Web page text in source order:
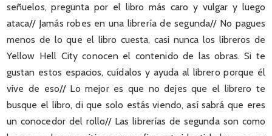
señuelos, pregunta por el libro más caro y vulgar y luego
ataca// Jamás robes en una librería de segunda// No pagues
menos de lo que el libro cuesta, casi nunca los libreros de
Yellow Hell City conocen el contenido de las obras. Si te
gustan estos espacios, cuídalos y ayuda al librero porque él
vive de eso// Lo mejor es que no dejes que el librero te
busque el libro, di que solo estás viendo, así sabrá que eres
un conocedor del rollo// Las librerías de segunda son como